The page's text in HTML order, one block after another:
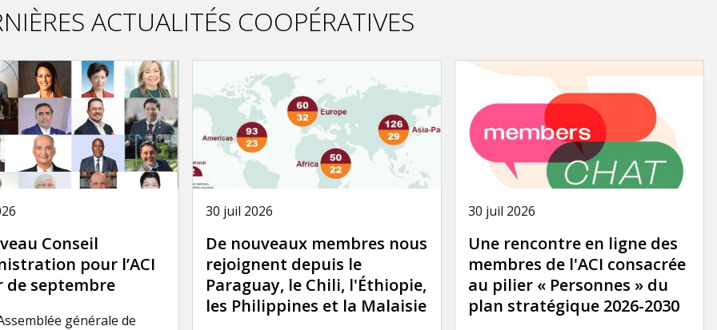
ACTUALITÉS COOPÉRATIVES
Conseil
pour l’ACI
de septembre
générale de
30 juil 2026
De nouveaux membres nous
rejoignent depuis le
Paraguay, le Chili, l'Éthiopie,
les Philippines et la Malaisie
30 juil 2026
Une rencontre en ligne des
membres de l'ACI consacrée
au pilier « Personnes » du
plan stratégique 2026-2030